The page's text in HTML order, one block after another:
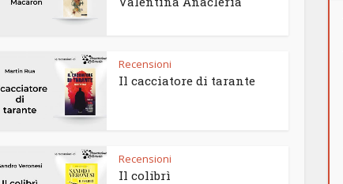
Recensioni
Il cacciatore di tarante
Recensioni
Il colibrì